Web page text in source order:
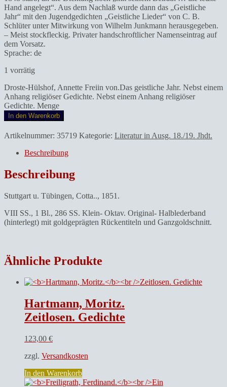
Hand angelegt“. Aus dem Nachlaß wurde dann das „Geistliche
Jahr“ mit den Jugendgedichten „Geistliche Lieder“ von C. B.
Schlüter unter Mitwirkung von Wilhelm Junkmann herausgegeben.
– Meist stockfleckig. Privater handschroftlicher Namenseintrag auf
dem Vorsatz.
Sprache: de
1 vorrätig
Droste-Hülshof, Annette Freiin von.Das geistliche Jahr. Nebst einem
Anhang religiöser Gedichte. Nebst einem Anhang religiöser
Gedichte. Menge
In den Warenkorb
Artikelnummer: 35719 Kategorie: Literatur in Ausg. 18./19. Jhdt.
Beschreibung
Beschreibung
Stuttgart u. Tübingen, Cotta.., 1851.
VIII SS., 1 Bl., 286 SS. Klein- Oktav. Original- Halblederband
(hinterlegt) mit goldgeprägten Rückentiteln und Ganzgoldschnitt.
Ähnliche Produkte
Hartmann, Moritz.
Zeitlosen. Gedichte
123,00 €
zzgl. Versandkosten
In den Warenkorb